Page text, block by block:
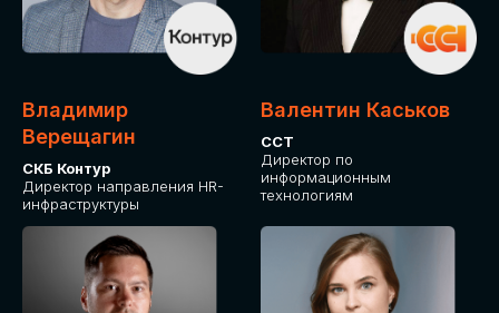
Владимир
Верещагин
СКБ Контур
Директор направления HR-
инфраструктуры
Валентин Каськов
ССТ
Директор по
информационным
технологиям